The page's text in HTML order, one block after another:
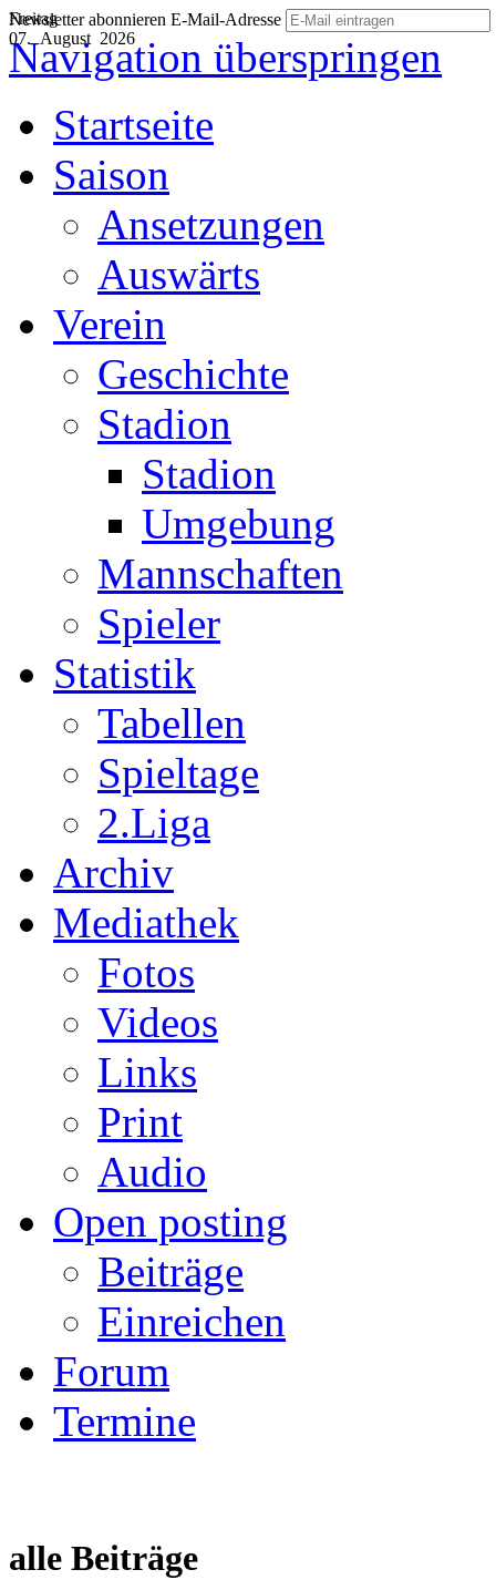
Freitag
07. August 2026
Newsletter abonnieren E-Mail-Adresse
Navigation überspringen
Startseite
Saison
Ansetzungen
Auswärts
Verein
Geschichte
Stadion
Stadion
Umgebung
Mannschaften
Spieler
Statistik
Tabellen
Spieltage
2.Liga
Archiv
Mediathek
Fotos
Videos
Links
Print
Audio
Open posting
Beiträge
Einreichen
Forum
Termine
alle Beiträge